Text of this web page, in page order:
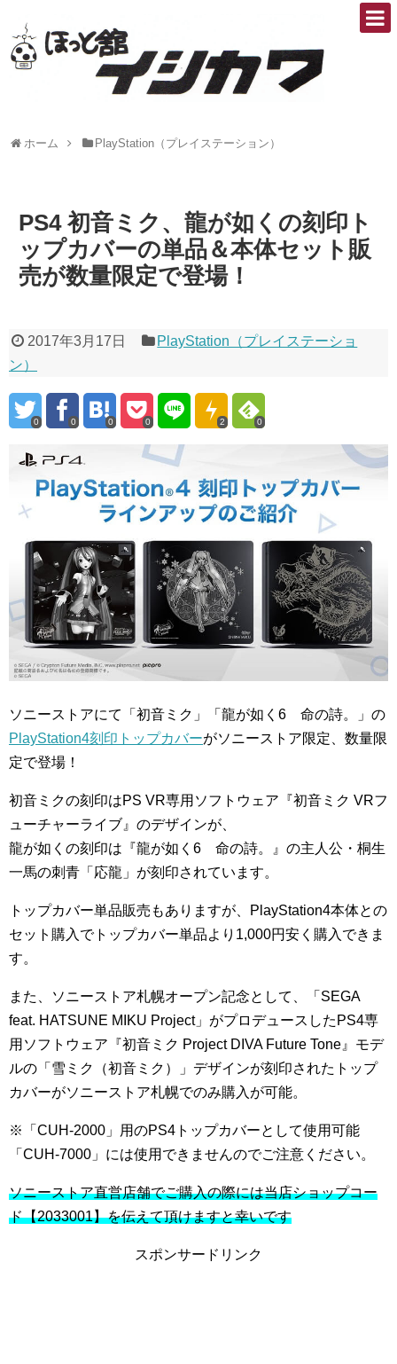
ホーム PlayStation（プレイステーション）
PS4 初音ミク、龍が如くの刻印ト
ップカバーの単品＆本体セット販
売が数量限定で登場！
2017年3月17日
PlayStation（プレイステーショ
ン）
0 0 0 0 2 0
ソニーストアにて「初音ミク」「龍が如く6 命の詩。」の
PlayStation4刻印トップカバーがソニーストア限定、数量限
定で登場！
初音ミクの刻印はPS VR専用ソフトウェア『初音ミク VRフ
ューチャーライブ』のデザインが、
龍が如くの刻印は『龍が如く6 命の詩。』の主人公・桐生
一馬の刺青「応龍」が刻印されています。
トップカバー単品販売もありますが、PlayStation4本体との
セット購入でトップカバー単品より1,000円安く購入できま
す。
また、ソニーストア札幌オープン記念として、「SEGA
feat. HATSUNE MIKU Project」がプロデュースしたPS4専
用ソフトウェア『初音ミク Project DIVA Future Tone』モデ
ルの「雪ミク（初音ミク）」デザインが刻印されたトップ
カバーがソニーストア札幌でのみ購入が可能。
※「CUH-2000」用のPS4トップカバーとして使用可能
「CUH-7000」には使用できませんのでご注意ください。
ソニーストア直営店舗でご購入の際には当店ショップコー
ド【2033001】を伝えて頂けますと幸いです
スポンサードリンク